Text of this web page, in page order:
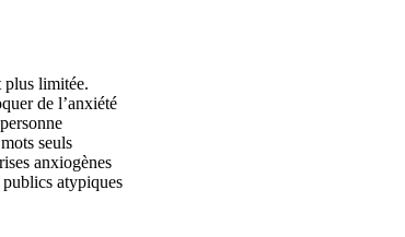
limitée.
de l’anxiété
seuls
anxiogènes
atypiques